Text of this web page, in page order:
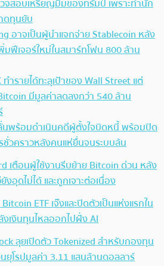
วจสอบเหรียญมีมของทรัมป์ เพราะทำนัก
ดทุนยับ
อาจเป็นผู้นำแจกจ่าย Stablecoin หลัง
มฟีเจอร์ใหม่ในสมาร์ทโฟน 800 ล้าน
ทำรายได้ทะลุเป้าของ Wall Street แต่
มีมูลค่าลดลงกว่า 540 ล้าน
นพร้อมดำเนินคดีผู้ตั้งใจบิดหนี้ พร้อมปิด
วคราวหลังคนแห่ยื่นจนระบบล้น
เตือนผู้ใช้งานรีบย้าย Bitcoin ด่วน หลัง
งอุดไม่ได้ และถูกเจาะต่อเนื่อง
ETF เจ๊งและปิดตัวเป็นแห่งแรกใน
เงินทุนไหลออกไปฝั่ง AI
ลุยเปิดตัว Tokenized สำหรับกองทุน
ยุโรปมูลค่า 3.11 แสนล้านดอลลาร์